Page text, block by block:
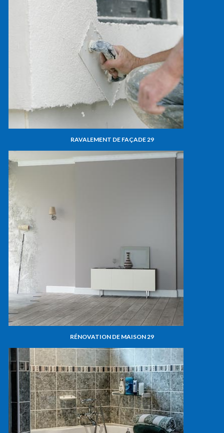
RAVALEMENT DE FAÇADE 29
RÉNOVATION DE MAISON 29